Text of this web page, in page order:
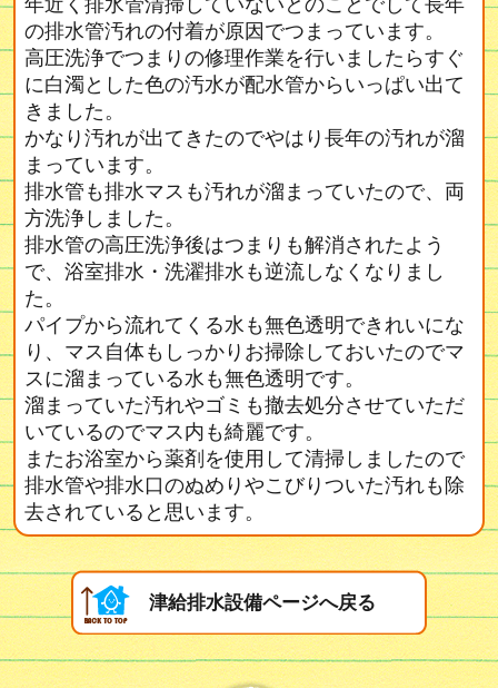
年近く排水管清掃していないとのことでして長年
の排水管汚れの付着が原因でつまっています。
高圧洗浄でつまりの修理作業を行いましたらすぐ
に白濁とした色の汚水が配水管からいっぱい出て
きました。
かなり汚れが出てきたのでやはり長年の汚れが溜
まっています。
排水管も排水マスも汚れが溜まっていたので、両
方洗浄しました。
排水管の高圧洗浄後はつまりも解消されたよう
で、浴室排水・洗濯排水も逆流しなくなりまし
た。
パイプから流れてくる水も無色透明できれいにな
り、マス自体もしっかりお掃除しておいたのでマ
スに溜まっている水も無色透明です。
溜まっていた汚れやゴミも撤去処分させていただ
いているのでマス内も綺麗です。
またお浴室から薬剤を使用して清掃しましたので
排水管や排水口のぬめりやこびりついた汚れも除
去されていると思います。
津給排水設備ページへ戻る